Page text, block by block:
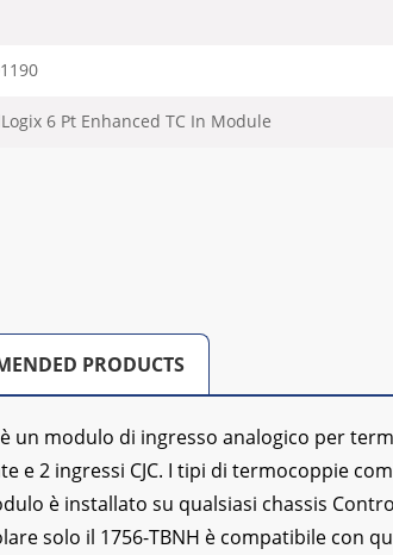
6 Pt Enhanced TC In Module
PRODUCTS
un modulo di ingresso analogico per
e 2 ingressi CJC. I tipi di termocoppie
è installato su qualsiasi chassis
solo il 1756-TBNH è compatibile con